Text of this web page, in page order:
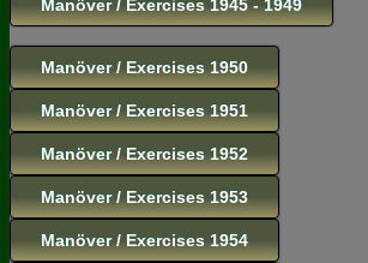
Manöver / Exercises 1945 - 1949
Manöver / Exercises 1950
Manöver / Exercises 1951
Manöver / Exercises 1952
Manöver / Exercises 1953
Manöver / Exercises 1954